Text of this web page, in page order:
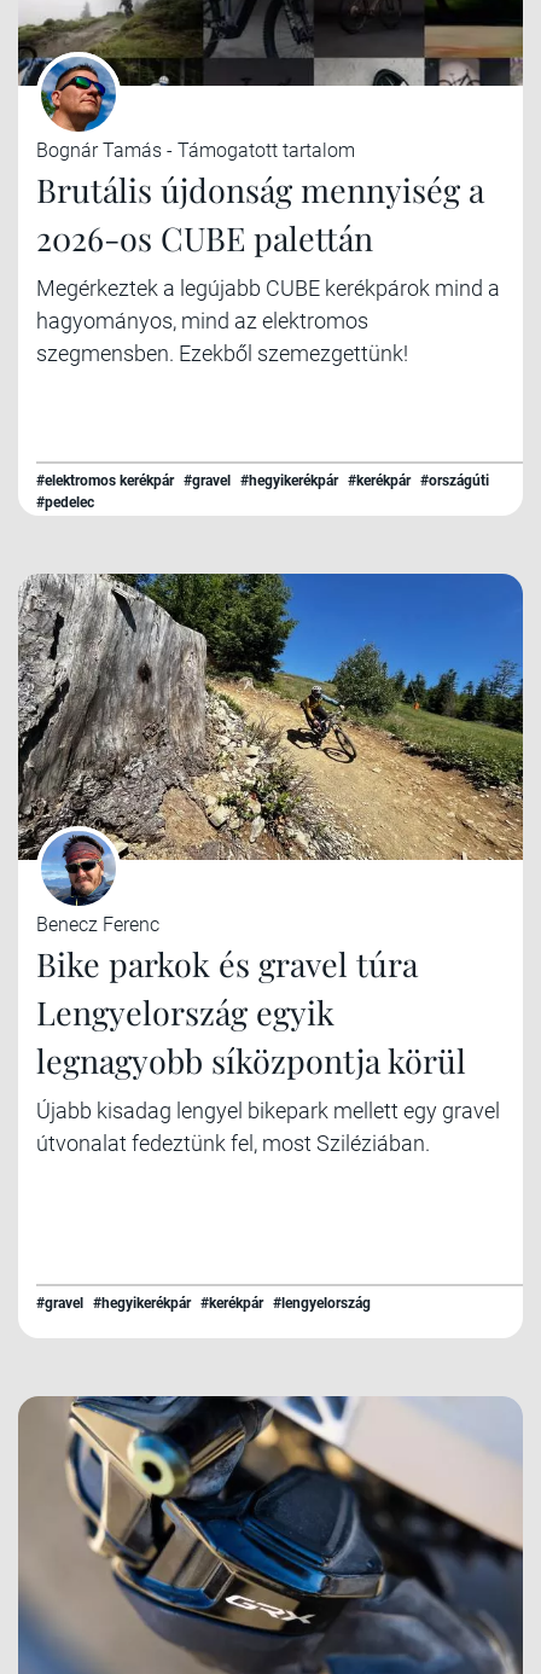
Bognár Tamás - Támogatott tartalom
Brutális újdonság mennyiség a
2026-os CUBE palettán
Megérkeztek a legújabb CUBE kerékpárok mind a
hagyományos, mind az elektromos
szegmensben. Ezekből szemezgettünk!
#elektromos kerékpár #gravel #hegyikerékpár #kerékpár #országúti
#pedelec
Benecz Ferenc
Bike parkok és gravel túra
Lengyelország egyik
legnagyobb síközpontja körül
Újabb kisadag lengyel bikepark mellett egy gravel
útvonalat fedeztünk fel, most Sziléziában.
#gravel #hegyikerékpár #kerékpár #lengyelország